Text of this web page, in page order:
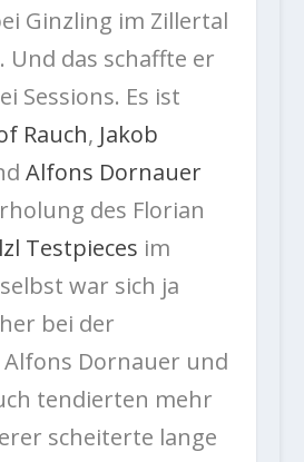
Ginzling im Zillertal
Und das schaffte er
Sessions. Es ist
Rauch, Jakob
Alfons Dornauer
des Florian
Testpieces im
war sich ja
bei der
Dornauer und
tendierten mehr
scheiterte lange